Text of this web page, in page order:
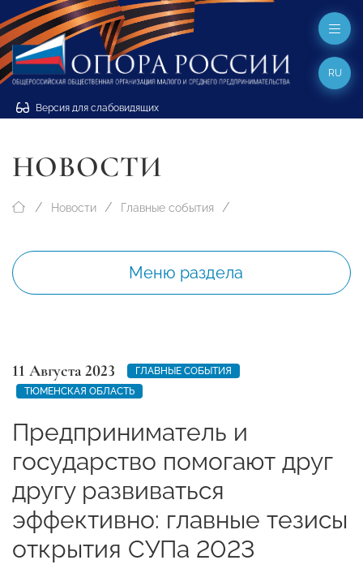
Версия для слабовидящих
RU
НОВОСТИ
Новости Главные события
Меню раздела
11 Августа 2023
ГЛАВНЫЕ СОБЫТИЯ
ТЮМЕНСКАЯ ОБЛАСТЬ
Предприниматель и
государство помогают друг
другу развиваться
эффективно: главные тезисы
открытия СУПа 2023